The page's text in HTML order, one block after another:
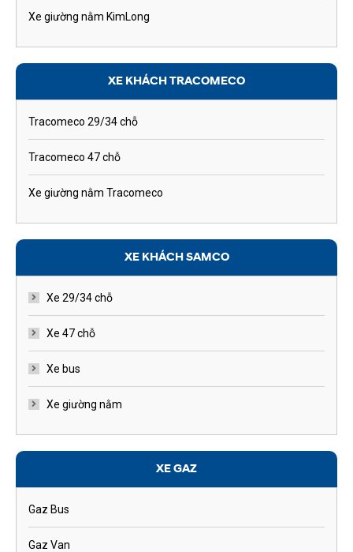
Xe giường nằm KimLong
XE KHÁCH TRACOMECO
Tracomeco 29/34 chỗ
Tracomeco 47 chỗ
Xe giường nằm Tracomeco
XE KHÁCH SAMCO
Xe 29/34 chỗ
Xe 47 chỗ
Xe bus
Xe giường nằm
XE GAZ
Gaz Bus
Gaz Van